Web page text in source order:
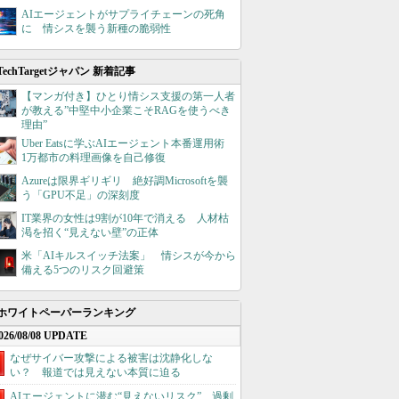
AIエージェントがサプライチェーンの死角
に 情シスを襲う新種の脆弱性
ジャパン 新着記事
【マンガ付き】ひとり情シス支援の第一人者
が教える”中堅中小企業こそRAGを使うべき
理由”
Uber Eatsに学ぶAIエージェント本番運用術
1万都市の料理画像を自己修復
Azureは限界ギリギリ 絶好調Microsoftを襲
う「GPU不足」の深刻度
IT業界の女性は9割が10年で消える 人材枯
渇を招く“見えない壁”の正体
米「AIキルスイッチ法案」 情シスが今から
備える5つのリスク回避策
ワイトペーパーランキング
08/08 UPDATE
なぜサイバー攻撃による被害は沈静化しな
い？ 報道では見えない本質に迫る
AIエージェントに潜む“見えないリスク”、過剰